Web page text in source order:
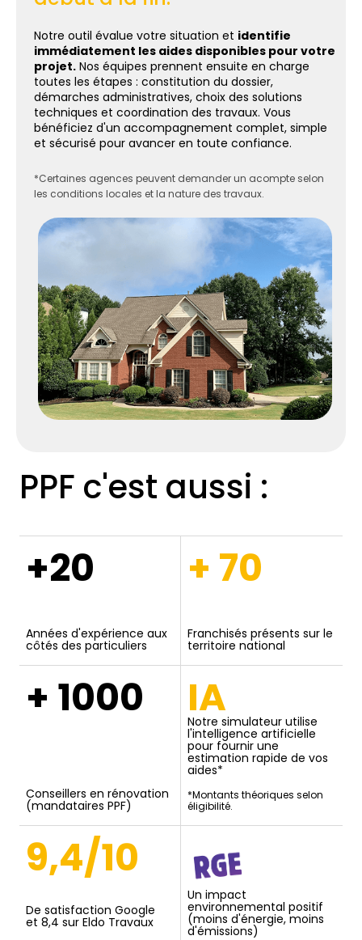
Notre outil évalue votre situation et identifie
immédiatement les aides disponibles pour votre
projet. Nos équipes prennent ensuite en charge
toutes les étapes : constitution du dossier,
démarches administratives, choix des solutions
techniques et coordination des travaux. Vous
bénéficiez d'un accompagnement complet, simple
et sécurisé pour avancer en toute confiance.
*Certaines agences peuvent demander un acompte selon
les conditions locales et la nature des travaux.
PPF c'est aussi :
+20
Années d'expérience aux
côtés des particuliers
+ 70
Franchisés présents sur le
territoire national
+ 1000
Conseillers en rénovation
(mandataires PPF)
IA
Notre simulateur utilise
l'intelligence artificielle
pour fournir une
estimation rapide de vos
aides*
*Montants théoriques selon
éligibilité.
9,4/10
De satisfaction Google
et 8,4 sur Eldo Travaux
Un impact
environnemental positif
(moins d'énergie, moins
d'émissions)